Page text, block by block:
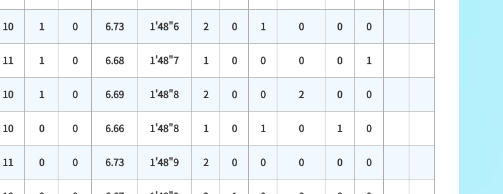
10 1 0 6.73 1'48"6 2 0 1 0 0 0
11 1 0 6.68 1'48"7 1 0 0 0 0 1
10 1 0 6.69 1'48"8 2 0 0 2 0 0
10 0 0 6.66 1'48"8 1 0 1 0 1 0
11 0 0 6.73 1'48"9 2 0 0 0 0 0